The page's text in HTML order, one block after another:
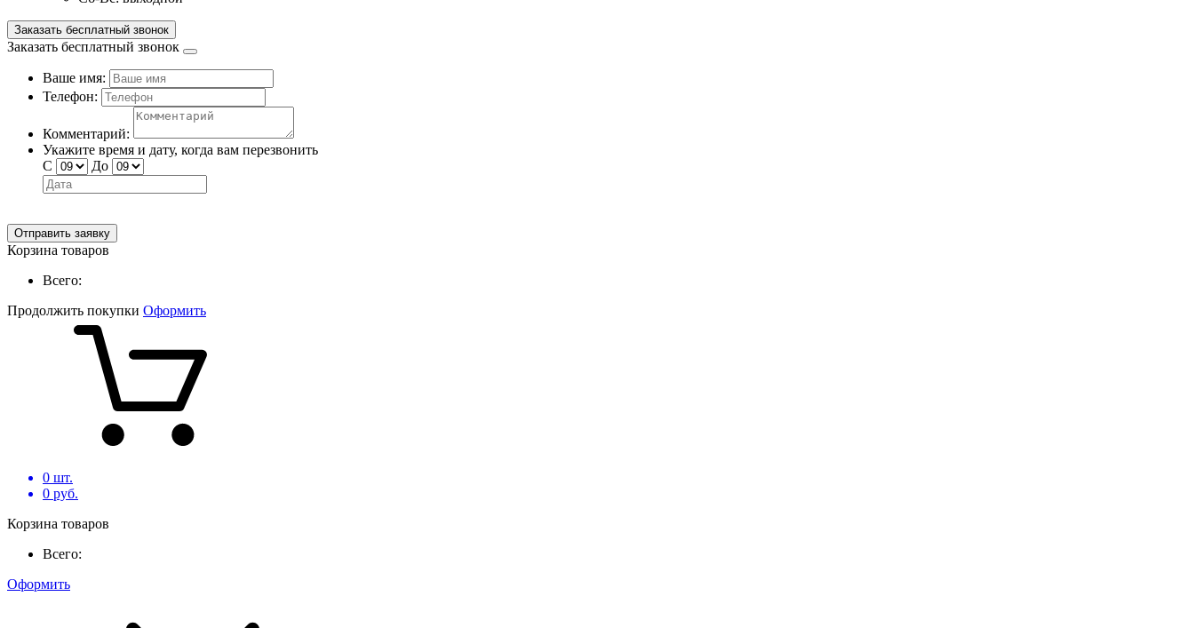
Заказать бесплатный звонок
Заказать бесплатный звонок
Ваше имя:
Телефон:
Комментарий:
Укажите время и дату, когда вам перезвонить
С
До
Отправить заявку
Корзина товаров
Всего:
Продолжить покупки Оформить
0 шт.
0 руб.
Корзина товаров
Всего:
Оформить